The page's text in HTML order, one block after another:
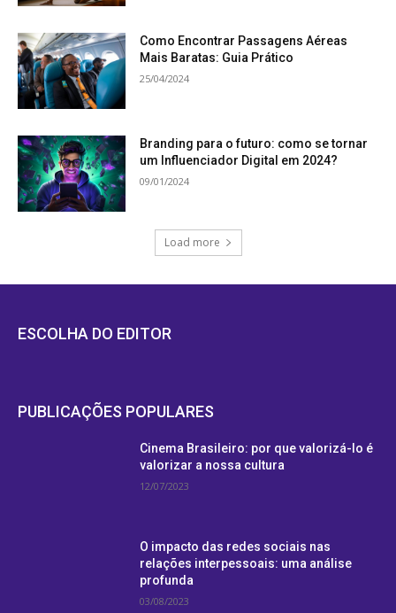
Como Encontrar Passagens Aéreas
Mais Baratas: Guia Prático
25/04/2024
Branding para o futuro: como se tornar
um Influenciador Digital em 2024?
09/01/2024
Load more
ESCOLHA DO EDITOR
PUBLICAÇÕES POPULARES
Cinema Brasileiro: por que valorizá-lo é
valorizar a nossa cultura
12/07/2023
O impacto das redes sociais nas
relações interpessoais: uma análise
profunda
03/08/2023